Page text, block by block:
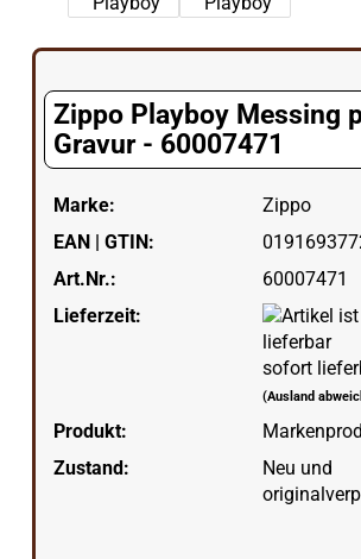
Zippo Playboy Messing
Gravur - 60007471
Marke:
Zippo
EAN | GTIN:
Art.Nr.:
60007471
Lieferzeit:
sofort
(Ausland
Produkt:
Zustand:
Neu und